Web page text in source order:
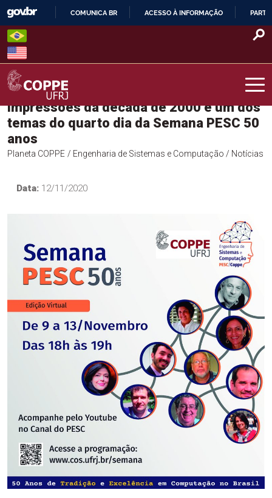
Skip
content
O
COMUNICA BR ACESSO À INFORMAÇÃO
COPPE – UFRJ
Impressões da década de 2000 é um dos
temas do quarto dia da Semana PESC 50
anos
Planeta COPPE / Engenharia de Sistemas e Computação / Notícias
Data: 12/11/2020